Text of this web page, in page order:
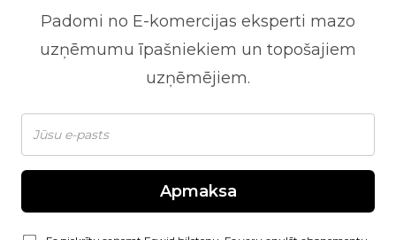
Padomi no E-komercijas eksperti mazo
uzņēmumu īpašniekiem un topošajiem
uzņēmējiem.
Apmaksa